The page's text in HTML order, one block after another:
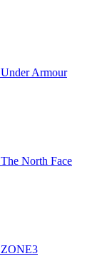
Under Armour
The North Face
ZONE3